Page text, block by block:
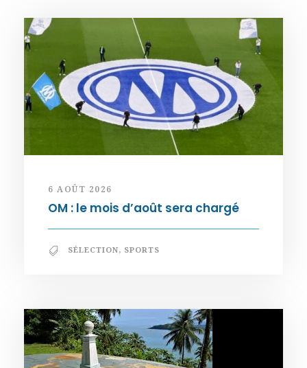
6 AOÛT 2026
OM : le mois d’août sera chargé
SÉLECTION, SPORTS